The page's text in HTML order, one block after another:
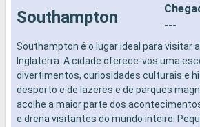
Southampton
---
Southampton é o lugar ideal para visitar
Inglaterra. A cidade oferece-vos uma
divertimentos, curiosidades culturais e
desporto e de lazeres e de parques
acolhe a maior parte dos
e drena visitantes do mundo inteiro.